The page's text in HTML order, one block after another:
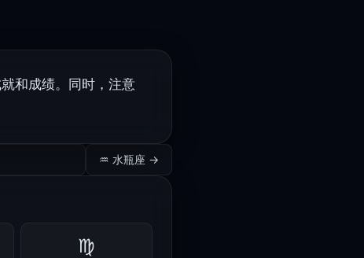
和成绩。同时，注意
♒ 水瓶座 →
♍